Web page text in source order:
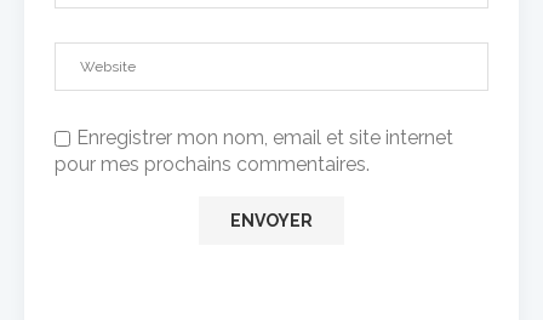
Enregistrer mon nom, email et site internet
pour mes prochains commentaires.